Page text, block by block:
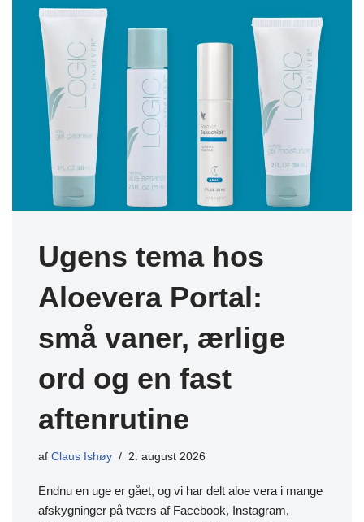
Ugens tema hos
Aloevera Portal:
små vaner, ærlige
ord og en fast
aftenrutine
af Claus Ishøy 2. august 2026
Endnu en uge er gået, og vi har delt aloe vera i mange
afskygninger på tværs af Facebook, Instagram,